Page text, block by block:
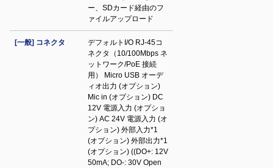
ー、SDカード経由のフ
ァイルアップロード
[一般] コネクタ
デフォルトI/O RJ-45コ
ネクタ（10/100Mbps ネ
ットワーク/PoE 接続
用） Micro USB オーデ
ィオ出力 (オプション)
Mic in (オプション) DC
12V 電源入力 (オプショ
ン) AC 24V 電源入力 (オ
プション) 外部入力*1
(オプション) 外部出力*1
(オプション) ((DO+: 12V
50mA; DO-: 30V Open